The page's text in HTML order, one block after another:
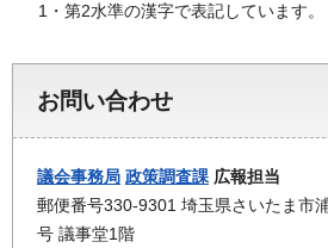
1・第2水準の漢字で表記しています。
お問い合わせ
議会事務局 政策調査課 広報担当
郵便番号330-9301 埼玉県さいたま市
号 議事堂1階